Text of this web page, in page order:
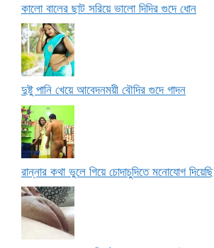
কালো বালের ছাট সরিয়ে ভালো দিদির গুদে ধোন
দুষ্টু পানি খেয়ে আবেদনময়ী বৌদির গুদে গাদন
রান্নার কথা ভুলে গিয়ে চোদাচুদিতে মনোযোগ দিয়েছি